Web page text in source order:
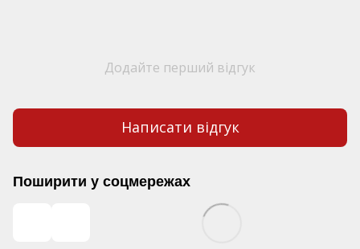
Додайте перший відгук
Написати відгук
Поширити у соцмережах